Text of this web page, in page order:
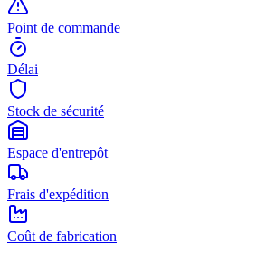
Point de commande
Délai
Stock de sécurité
Espace d'entrepôt
Frais d'expédition
Coût de fabrication